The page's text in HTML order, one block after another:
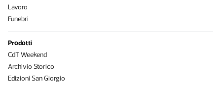
Lavoro
Funebri
Prodotti
CdT Weekend
Archivio Storico
Edizioni San Giorgio